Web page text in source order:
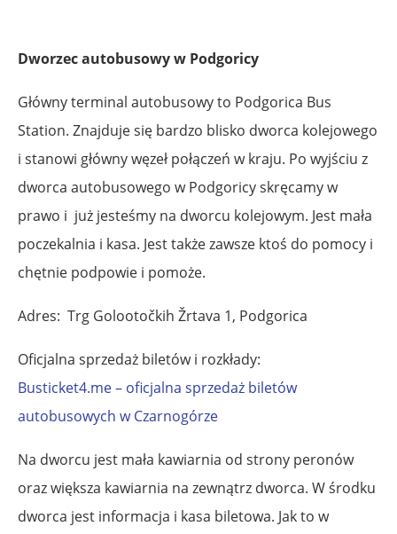
Dworzec autobusowy w Podgoricy
Główny terminal autobusowy to Podgorica Bus
Station. Znajduje się bardzo blisko dworca kolejowego
i stanowi główny węzeł połączeń w kraju. Po wyjściu z
dworca autobusowego w Podgoricy skręcamy w
prawo i już jesteśmy na dworcu kolejowym. Jest mała
poczekalnia i kasa. Jest także zawsze ktoś do pomocy i
chętnie podpowie i pomoże.
Adres: Trg Golootočkih Žrtava 1, Podgorica
Oficjalna sprzedaż biletów i rozkłady:
Busticket4.me – oficjalna sprzedaż biletów
autobusowych w Czarnogórze
Na dworcu jest mała kawiarnia od strony peronów
oraz większa kawiarnia na zewnątrz dworca. W środku
dworca jest informacja i kasa biletowa. Jak to w